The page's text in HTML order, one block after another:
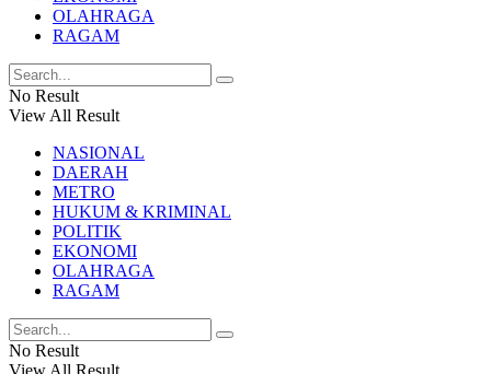
OLAHRAGA
RAGAM
No Result
View All Result
NASIONAL
DAERAH
METRO
HUKUM & KRIMINAL
POLITIK
EKONOMI
OLAHRAGA
RAGAM
No Result
View All Result